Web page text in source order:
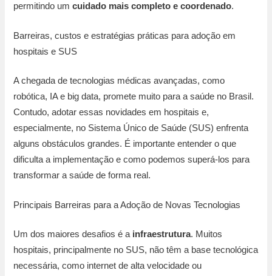
permitindo umcuidado mais completo e coordenado.
Barreiras, custos e estratégias práticas para adoção em
hospitais e SUS
A chegada de tecnologias médicas avançadas, como
robótica, IA e big data, promete muito para a saúde no Brasil.
Contudo, adotar essas novidades em hospitais e,
especialmente, no Sistema Único de Saúde (SUS) enfrenta
alguns obstáculos grandes. É importante entender o que
dificulta a implementação e como podemos superá-los para
transformar a saúde de forma real.
Principais Barreiras para a Adoção de Novas Tecnologias
Um dos maiores desafios é a infraestrutura. Muitos
hospitais, principalmente no SUS, não têm a base tecnológica
necessária, como internet de alta velocidade ou